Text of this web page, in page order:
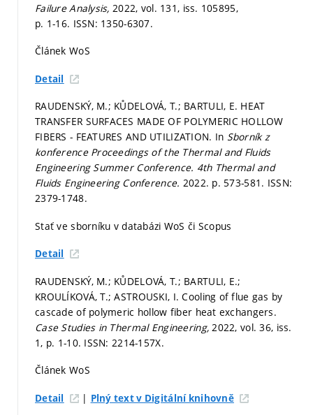
Failure Analysis,2022, vol. 131, iss. 105895,
p. 1-16. ISSN: 1350-6307.
Článek WoS
Detail
RAUDENSKÝ, M.; KŮDELOVÁ, T.; BARTULI, E. HEAT
TRANSFER SURFACES MADE OF POLYMERIC HOLLOW
FIBERS - FEATURES AND UTILIZATION. In Sborník z
konference Proceedings of the Thermal and Fluids
Engineering Summer Conference. 4th Thermal and
Fluids Engineering Conference. 2022. p. 573-581. ISSN:
2379-1748.
Stať ve sborníku v databázi WoS či Scopus
Detail
RAUDENSKÝ, M.; KŮDELOVÁ, T.; BARTULI, E.;
KROULÍKOVÁ, T.; ASTROUSKI, I. Cooling of flue gas by
cascade of polymeric hollow fiber heat exchangers.
Case Studies in Thermal Engineering,2022, vol. 36, iss.
1, p. 1-10. ISSN: 2214-157X.
Článek WoS
Detail | Plný text v Digitální knihovně